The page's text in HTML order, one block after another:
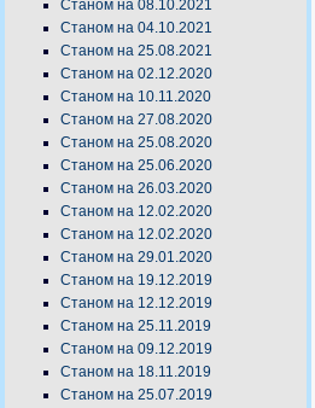
Станом на 08.10.2021
Станом на 04.10.2021
Станом на 25.08.2021
Станом на 02.12.2020
Станом на 10.11.2020
Станом на 27.08.2020
Станом на 25.08.2020
Станом на 25.06.2020
Станом на 26.03.2020
Станом на 12.02.2020
Станом на 12.02.2020
Станом на 29.01.2020
Станом на 19.12.2019
Станом на 12.12.2019
Станом на 25.11.2019
Станом на 09.12.2019
Станом на 18.11.2019
Станом на 25.07.2019